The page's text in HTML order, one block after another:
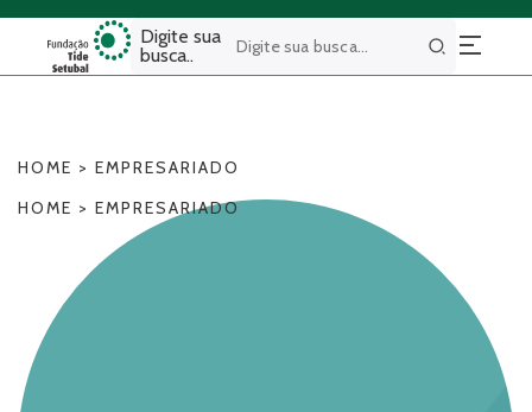
Digite sua
busca..
Buscar
HOME > EMPRESARIADO
HOME > EMPRESARIADO